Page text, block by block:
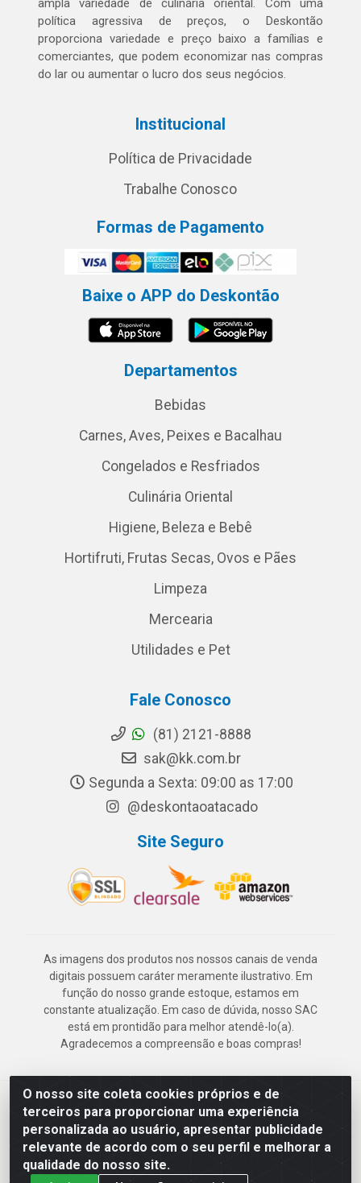
O nosso site coleta cookies próprios e de
terceiros para proporcionar uma experiência
personalizada ao usuário, apresentar publicidade
relevante de acordo com o seu perfil e melhorar a
qualidade do nosso site.
ampla variedade de culinária oriental. Com uma
política agressiva de preços, o Deskontão
proporciona variedade e preço baixo a famílias e
comerciantes, que podem economizar nas compras
do lar ou aumentar o lucro dos seus negócios.
Institucional
Política de Privacidade
Trabalhe Conosco
Formas de Pagamento
Baixe o APP do Deskontão
Departamentos
Bebidas
Carnes, Aves, Peixes e Bacalhau
Congelados e Resfriados
Culinária Oriental
Higiene, Beleza e Bebê
Hortifruti, Frutas Secas, Ovos e Pães
Limpeza
Mercearia
Utilidades e Pet
Fale Conosco
(81) 2121-8888
sak@kk.com.br
Segunda a Sexta: 09:00 as 17:00
@deskontaoatacado
Site Seguro
As imagens dos produtos nos nossos canais de venda
digitais possuem caráter meramente ilustrativo. Em
função do nosso grande estoque, estamos em
constante atualização. Em caso de dúvida, nosso SAC
está em prontidão para melhor atendê-lo(a).
Agradecemos a compreensão e boas compras!
Deskontão Atacado - Av. Marechal Mascarenhas de Morais, 2471 -
Imbiribeira - Recife/PE - CEP 51.150-001 - CNPJ 24.150.377/0003-
57